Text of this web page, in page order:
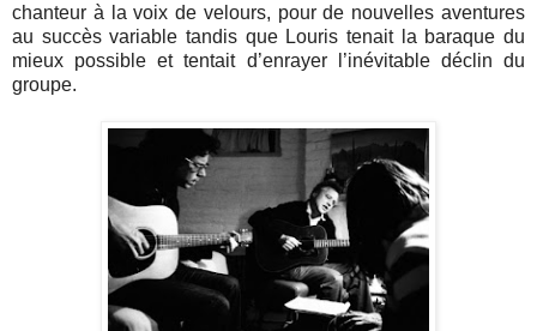
chanteur à la voix de velours, pour de nouvelles aventures
au succès variable tandis que Louris tenait la baraque du
mieux possible et tentait d’enrayer l’inévitable déclin du
groupe.